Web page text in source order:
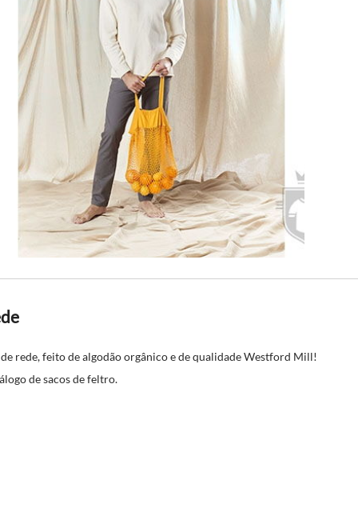
rede, feito de algodão orgânico e de qualidade Westford Mill!
de sacos de feltro.